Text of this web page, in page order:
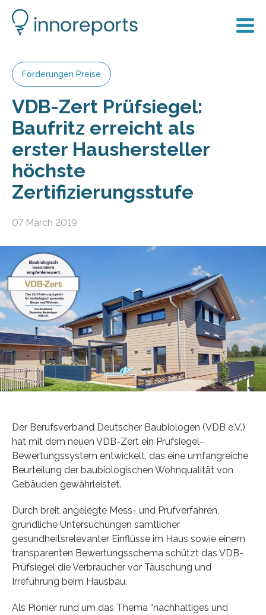
Förderungen Preise
VDB-​Zert Prüfsiegel:
Baufritz erreicht als
erster Haushersteller
höchste
Zertifizierungsstufe
07 March 2019
Der Berufsverband Deutscher Baubiologen (VDB e.V.)
hat mit dem neuen VDB-Zert ein Prüfsiegel-
Bewertungssystem entwickelt, das eine umfangreiche
Beurteilung der baubiologischen Wohnqualität von
Gebäuden gewährleistet.
Durch breit angelegte Mess- und Prüfverfahren,
gründliche Untersuchungen sämtlicher
gesundheitsrelevanter Einflüsse im Haus sowie einem
transparenten Bewertungsschema schützt das VDB-
Prüfsiegel die Verbraucher vor Täuschung und
Irreführung beim Hausbau.
Als Pionier rund um das Thema “nachhaltiges und